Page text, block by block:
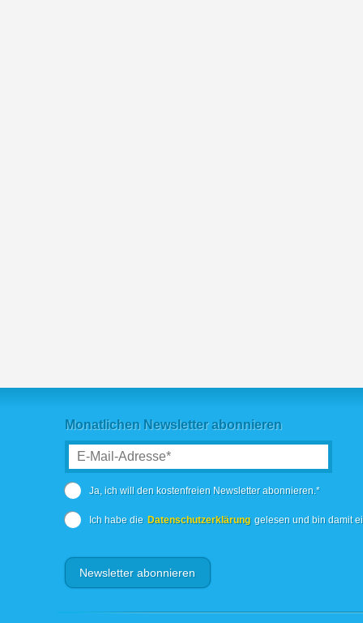
Monatlichen Newsletter abonnieren
Ja, ich will den kostenfreien Newsletter abonnieren.*
Ich habe die Datenschutzerklärung gelesen und bin damit